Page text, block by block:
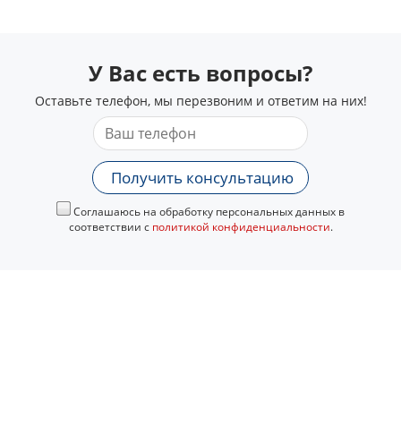
У Вас есть вопросы?
Оставьте телефон, мы перезвоним и ответим на них!
Получить консультацию
Соглашаюсь на обработку персональных данных в
соответствии с политикой конфиденциальности.